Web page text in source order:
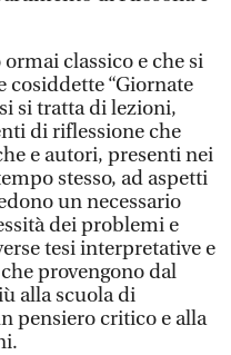
classico e che si
cosiddette “Giornate
si tratta di lezioni,
di riflessione che
e autori, presenti nei
stesso, ad aspetti
un necessario
dei problemi e
tesi interpretative e
provengono dal
alla scuola di
pensiero critico e alla